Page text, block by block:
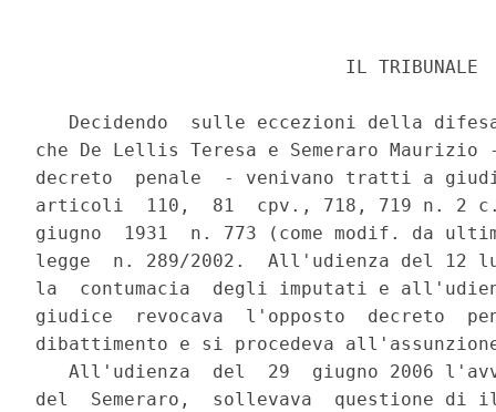
                            IL TRIBUNALE
Decidendo  sulle eccezioni della
che De Lellis Teresa e Semeraro
decreto  penale  - venivano tratti a
articoli  110,  81  cpv., 718, 719 n. 2
giugno  1931  n. 773 (come modif. da
legge  n. 289/2002.  All'udienza del 12
la  contumacia  degli imputati e
giudice  revocava  l'opposto  decreto
dibattimento e si procedeva
All'udienza  del  29  giugno 2006
del  Semeraro,  sollevava  questione